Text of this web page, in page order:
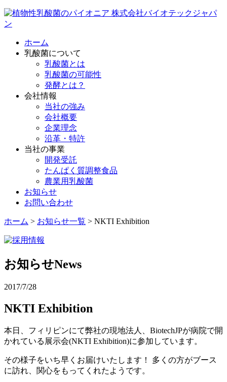
ホーム
乳酸菌について
乳酸菌とは
乳酸菌の可能性
発酵とは？
会社情報
当社の強み
会社概要
企業理念
沿革・特許
当社の事業
開発受託
たんぱく質調整食品
農業用乳酸菌
お知らせ
お問い合わせ
ホーム > お知らせ一覧 > NKTI Exhibition
お知らせNews
2017/7/28
NKTI Exhibition
本日、フィリピンにて弊社の現地法人、BiotechJPが病院で開
かれている展示会(NKTI Exhibition)に参加しています。
その様子をいち早くお届けいたします！ 多くの方がブース
に訪れ、関心をもってくれたようです。